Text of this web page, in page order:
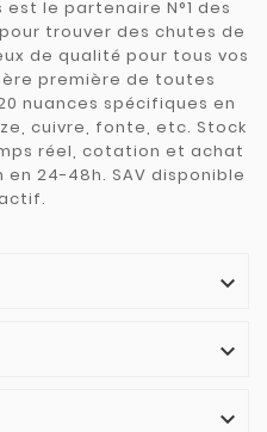
est le partenaire N°1 des
trouver des chutes de
de qualité pour tous vos
première de toutes
nuances spécifiques en
cuivre, fonte, etc. Stock
réel, cotation et achat
24-48h. SAV disponible


